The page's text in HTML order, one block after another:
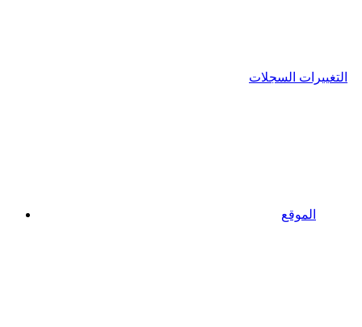
التغييرات السجلات
الموقع